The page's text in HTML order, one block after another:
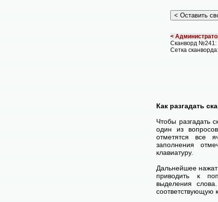
<
Сканворд
Сетка
Как разгадать
Чтобы разгадать
один из
отметятся все
заполнения
клавиатуру.
Дальнейшее
приводить к
выделения
соответствующую